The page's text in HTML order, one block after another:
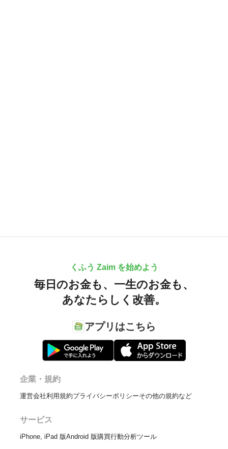
くふう Zaim を始めよう
毎日のお金も、 一生のお金も、
あなたらしく改善。
アプリはこちら
企業・規約
運営会社利用規約プライバシーポリシーその他の規約など
サービス
iPhone, iPad 版Android 版購買行動分析ツール